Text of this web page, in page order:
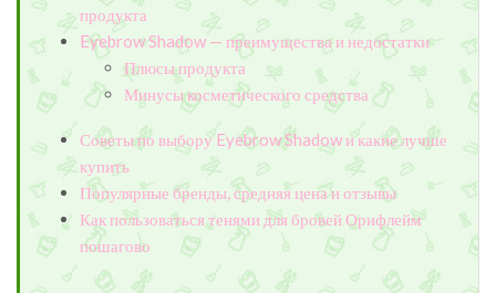
продукта
Eyebrow Shadow — преимущества и недостатки
Плюсы продукта
Минусы косметического средства
Советы по выбору Eyebrow Shadow и какие лучше
купить
Популярные бренды, средняя цена и отзывы
Как пользоваться тенями для бровей Орифлейм
пошагово